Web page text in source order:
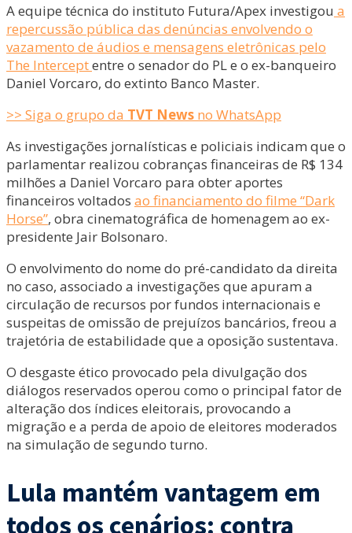
A equipe técnica do instituto Futura/Apex investigou a
repercussão pública das denúncias envolvendo o
vazamento de áudios e mensagens eletrônicas pelo
The Interceptentre o senador do PL e o ex-banqueiro
Daniel Vorcaro, do extinto Banco Master.
>> Siga o grupo da TVT News no WhatsApp
As investigações jornalísticas e policiais indicam que o
parlamentar realizou cobranças financeiras de R$ 134
milhões a Daniel Vorcaro para obter aportes
financeiros voltados ao financiamento do filme “Dark
Horse”, obra cinematográfica de homenagem ao ex-
presidente Jair Bolsonaro.
O envolvimento do nome do pré-candidato da direita
no caso, associado a investigações que apuram a
circulação de recursos por fundos internacionais e
suspeitas de omissão de prejuízos bancários, freou a
trajetória de estabilidade que a oposição sustentava.
O desgaste ético provocado pela divulgação dos
diálogos reservados operou como o principal fator de
alteração dos índices eleitorais, provocando a
migração e a perda de apoio de eleitores moderados
na simulação de segundo turno.
Lula mantém vantagem em
todos os cenários: contra